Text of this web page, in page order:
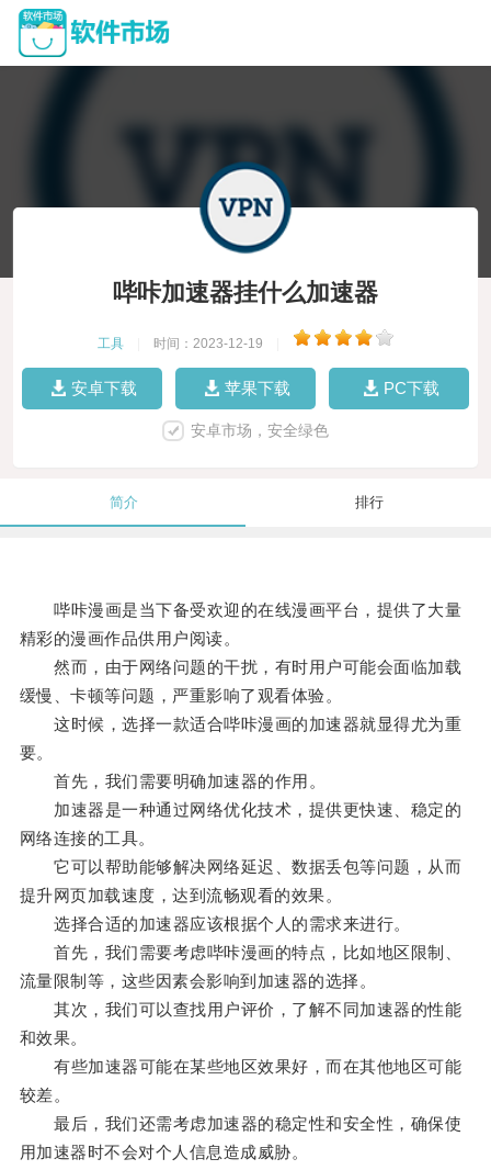
哔咔加速器挂什么加速器
工具 时间：2023-12-19
安卓下载 苹果下载 PC下载
安卓市场，安全绿色
简介 排行
哔咔漫画是当下备受欢迎的在线漫画平台，提供了大量
精彩的漫画作品供用户阅读。
然而，由于网络问题的干扰，有时用户可能会面临加载
缓慢、卡顿等问题，严重影响了观看体验。
这时候，选择一款适合哔咔漫画的加速器就显得尤为重
要。
首先，我们需要明确加速器的作用。
加速器是一种通过网络优化技术，提供更快速、稳定的
网络连接的工具。
它可以帮助能够解决网络延迟、数据丢包等问题，从而
提升网页加载速度，达到流畅观看的效果。
选择合适的加速器应该根据个人的需求来进行。
首先，我们需要考虑哔咔漫画的特点，比如地区限制、
流量限制等，这些因素会影响到加速器的选择。
其次，我们可以查找用户评价，了解不同加速器的性能
和效果。
有些加速器可能在某些地区效果好，而在其他地区可能
较差。
最后，我们还需考虑加速器的稳定性和安全性，确保使
用加速器时不会对个人信息造成威胁。